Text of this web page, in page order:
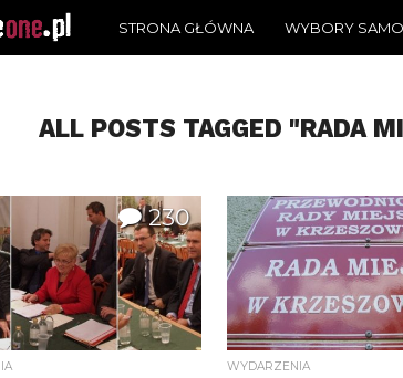
STRONA GŁÓWNA WYBORY
ALL POSTS TAGGED "RADA
230
WYDARZENIA